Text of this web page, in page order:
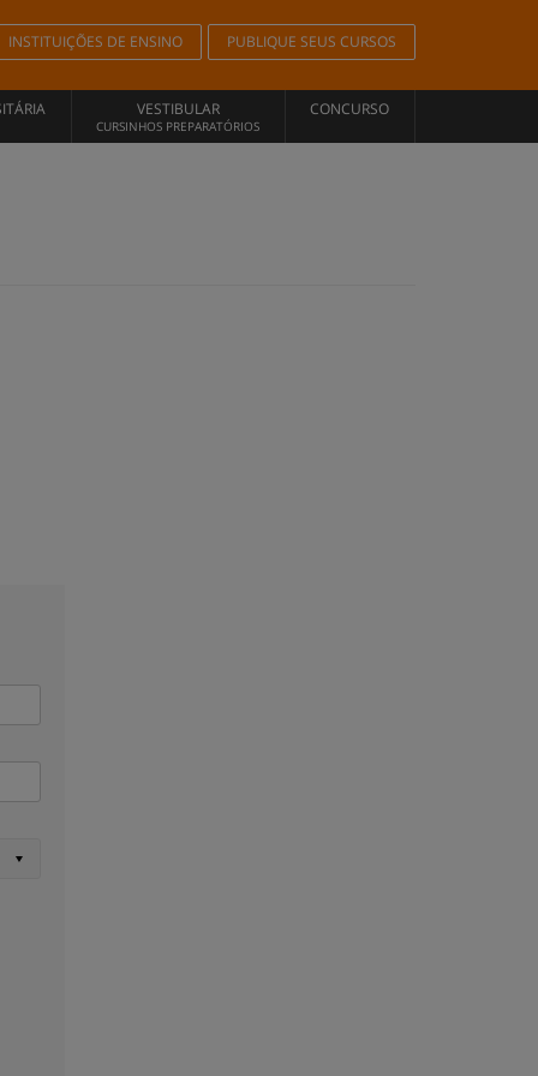
INSTITUIÇÕES DE ENSINO PUBLIQUE SEUS CURSOS
VESTIBULAR
CURSINHOS PREPARATÓRIOS
CONCURSO